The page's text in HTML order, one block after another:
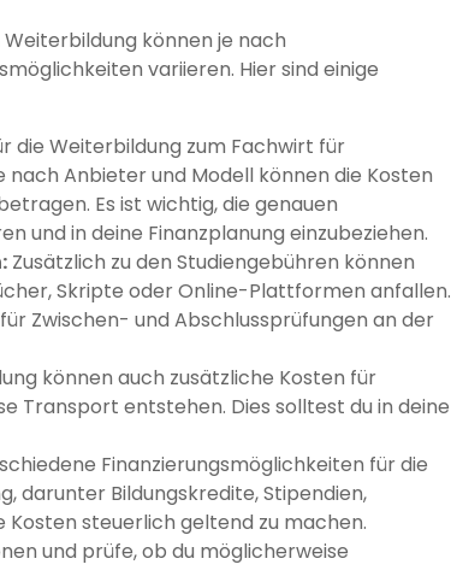
können je nach
variieren. Hier sind einige
die Weiterbildung zum Fachwirt für
Anbieter und Modell können die Kosten
Es ist wichtig, die genauen
und in deine Finanzplanung einzubeziehen.
Zusätzlich zu den Studiengebühren können
Skripte oder Online-Plattformen anfallen.
Zwischen- und Abschlussprüfungen an der
können auch zusätzliche Kosten für
Transport entstehen. Dies solltest du in deine
Finanzierungsmöglichkeiten für die
darunter Bildungskredite, Stipendien,
steuerlich geltend zu machen.
und prüfe, ob du möglicherweise